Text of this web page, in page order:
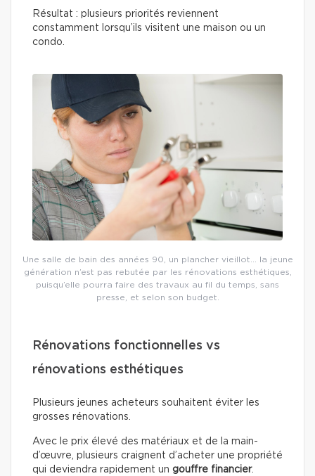
Résultat : plusieurs priorités reviennent
constamment lorsqu’ils visitent une maison ou un
condo.
Une salle de bain des années 90, un plancher vieillot… la jeune
génération n’est pas rebutée par les rénovations esthétiques,
puisqu’elle pourra faire des travaux au fil du temps, sans
presse, et selon son budget.
Rénovations fonctionnelles vs
rénovations esthétiques
Plusieurs jeunes acheteurs souhaitent éviter les
grosses rénovations.
Avec le prix élevé des matériaux et de la main-
d’œuvre, plusieurs craignent d’acheter une propriété
qui deviendra rapidement un gouffre financier.